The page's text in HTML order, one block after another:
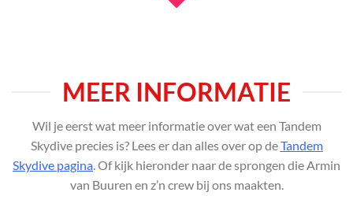
MEER INFORMATIE
Wil je eerst wat meer informatie over wat een Tandem
Skydive precies is? Lees er dan alles over op deTandem
Skydive pagina. Of kijk hieronder naar de sprongen die Armin
van Buuren en z’n crew bij ons maakten.